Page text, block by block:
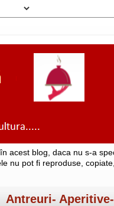
acest blog, daca nu s-a
nu pot fi reproduse,
Antreuri-